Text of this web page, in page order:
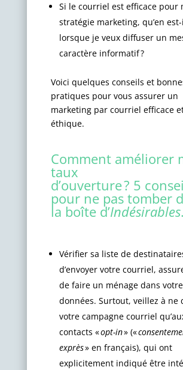
Si le courriel est efficace pour
stratégie marketing, qu’en
lorsque je veux diffuser un
caractère informatif ?
Voici quelques conseils et
pratiques pour vous assurer un
marketing par courriel efficace
éthique.
Comment améliorer
taux
d’ouverture ? 5
pour ne pas tomber
la boîte d’Indésirables.
Vérifier sa liste de
d’envoyer votre courriel,
de faire un ménage dans
données. Surtout, veillez à ne
votre campagne courriel
contacts «opt-in» («
exprès» en français), qui ont
explicitement indiqué être